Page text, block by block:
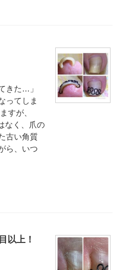
きた…」
ってしま
すが、
なく、爪の
古い角質
ら、いつ
以上！